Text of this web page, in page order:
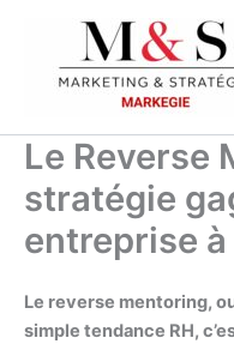
contenu
Le Reverse
stratégie
entreprise à
Le reverse mentoring,
simple tendance RH,